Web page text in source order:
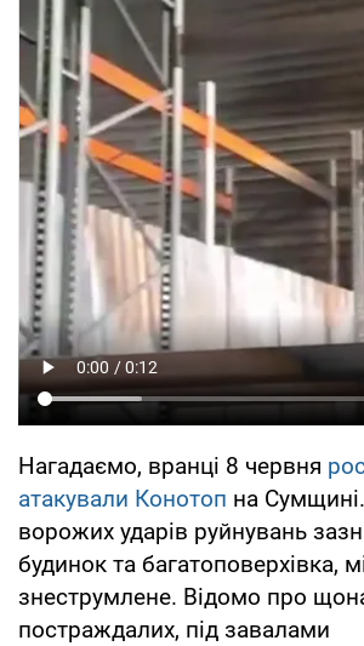
Нагадаємо, вранці 8 червня
атакували Конотоп на
ворожих ударів руйнувань
будинок та багатоповерхівка,
знеструмлене. Відомо про
постраждалих, під завалами